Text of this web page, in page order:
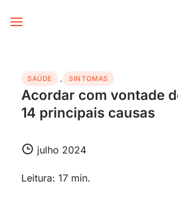
SAÚDE , SINTOMAS
Acordar com vontade
14 principais causas
julho 2024
Leitura: 17 min.